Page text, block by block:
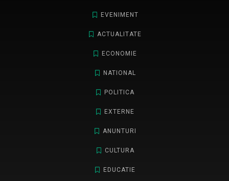
EVENIMENT
ACTUALITATE
ECONOMIE
NATIONAL
POLITICA
EXTERNE
ANUNTURI
CULTURA
EDUCATIE